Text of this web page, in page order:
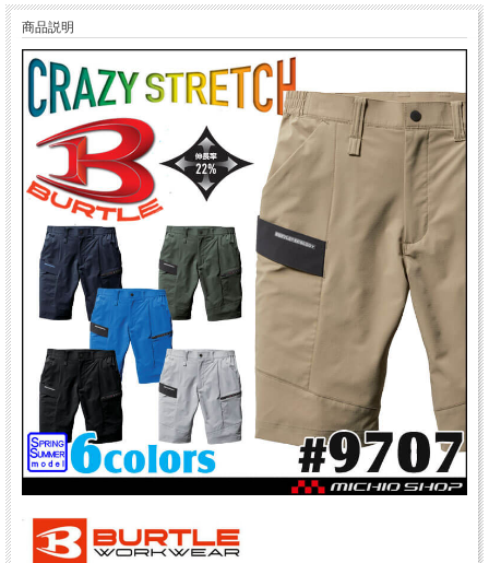
商品説明